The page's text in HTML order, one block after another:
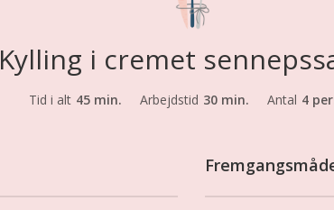
Kylling i cremet
Tid i alt 45 min. Arbejdstid 30 min. Antal 4